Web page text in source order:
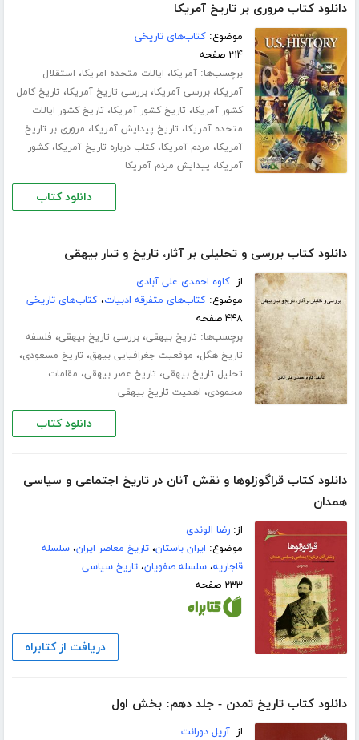
دانلود کتاب مروری بر تاریخ آمریکا
موضوع:کتاب‌های تاریخی
۲۱۴ صفحه
برچسب‌ها:آمریکا، ایالات متحده امریکا، استقلال
آمریکا،بررسی آمریکا،بررسی تاریخ آمریکا، تاریخ کامل
کشور آمریکا، تاریخ کشور آمریکا، تاریخ کشور ایالات
متحده آمریکا، تاریخ پیدایش آمریکا، مروری بر تاریخ
آمریکا، مردم آمریکا،کتاب درباره تاریخ آمریکا،کشور
آمریکا، پیدایش مردم آمریکا
دانلود کتاب
دانلود کتاب بررسى و تحلیلى بر آثار، تاریخ و تبار بیهقی
از:کاوه احمدی علی آبادی
موضوع:کتاب‌های متفرقه ادبیات،کتاب‌های تاریخی
۴۴۸ صفحه
برچسب‌ها: تاریخ بیهقی،بررسی تاریخ بیهقی، فلسفه
تاریخ هگل، موقعیت جغرافیایى بیهق، تاریخ مسعودى،
تحلیل تاریخ بیهقی، تاریخ عصر بیهقى، مقامات
محمودى، اهمیت تاریخ بیهقى
دانلود کتاب
دانلود کتاب قراگوزلوها و نقش آنان در تاریخ اجتماعی و سیاسی
همدان
از:رضا الوندی
موضوع: ایران باستان،تاریخ معاصر ایران،سلسله
قاجاریه،سلسله صفویان،تاریخ سیاسی
۲۳۳ صفحه
دریافت از کتابراه
دانلود کتاب تاریخ تمدن - جلد دهم: بخش اول
از:آریل دورانت